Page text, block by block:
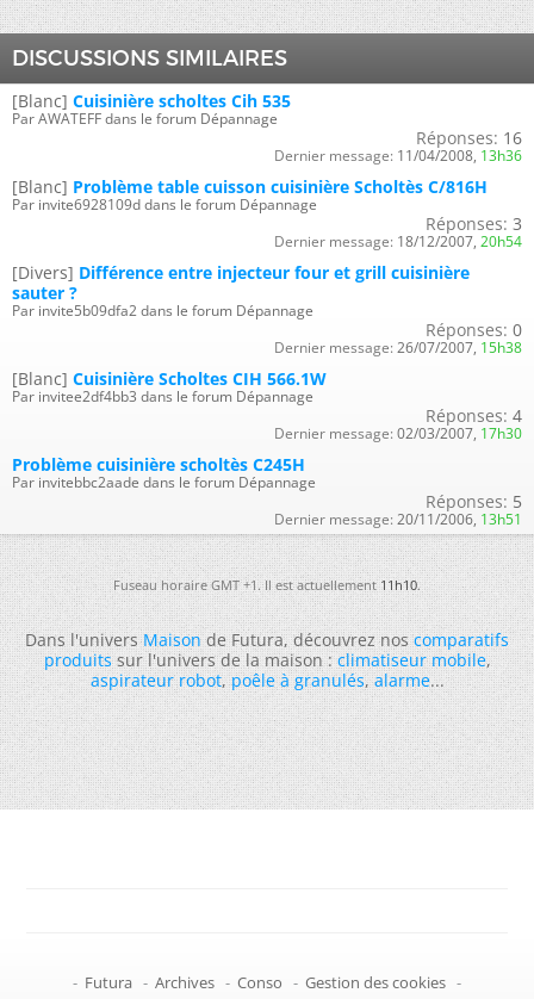
DISCUSSIONS SIMILAIRES
[Blanc] Cuisinière scholtes Cih 535
Par AWATEFF dans le forum Dépannage
Réponses: 16
Dernier message: 11/04/2008, 13h36
[Blanc] Problème table cuisson cuisinière Scholtès C/816H
Par invite6928109d dans le forum Dépannage
Réponses: 3
Dernier message: 18/12/2007, 20h54
[Divers] Différence entre injecteur four et grill cuisinière
sauter ?
Par invite5b09dfa2 dans le forum Dépannage
Réponses: 0
Dernier message: 26/07/2007, 15h38
[Blanc] Cuisinière Scholtes CIH 566.1W
Par invitee2df4bb3 dans le forum Dépannage
Réponses: 4
Dernier message: 02/03/2007, 17h30
Problème cuisinière scholtès C245H
Par invitebbc2aade dans le forum Dépannage
Réponses: 5
Dernier message: 20/11/2006, 13h51
Fuseau horaire GMT +1. Il est actuellement11h10.
Dans l'universMaisonde Futura, découvrez noscomparatifs
produitssur l'univers de la maison :climatiseur mobile,
aspirateur robot,poêle à granulés,alarme...
- Futura - Archives - Conso - Gestion des cookies -